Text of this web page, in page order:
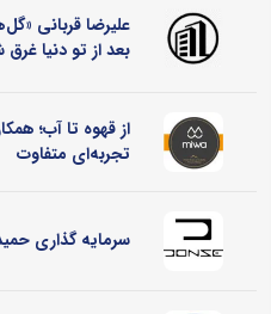
علیرضا قربانی
بعد از تو دنیا
از قهوه تا آب؛
تجربه‌ای متفاوت
سرمایه گذاری